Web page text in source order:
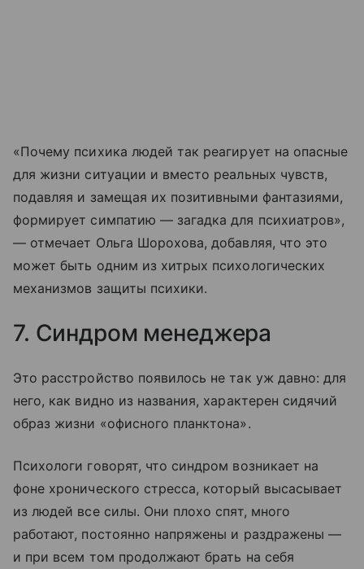
«Почему психика людей так реагирует на опасные
для жизни ситуации и вместо реальных чувств,
подавляя и замещая их позитивными фантазиями,
формирует симпатию — загадка для психиатров»,
— отмечает Ольга Шорохова, добавляя, что это
может быть одним из хитрых психологических
механизмов защиты психики.
7. Синдром менеджера
Это расстройство появилось не так уж давно: для
него, как видно из названия, характерен сидячий
образ жизни «офисного планктона».
Психологи говорят, что синдром возникает на
фоне хронического стресса, который высасывает
из людей все силы. Они плохо спят, много
работают, постоянно напряжены и раздражены —
и при всем том продолжают брать на себя